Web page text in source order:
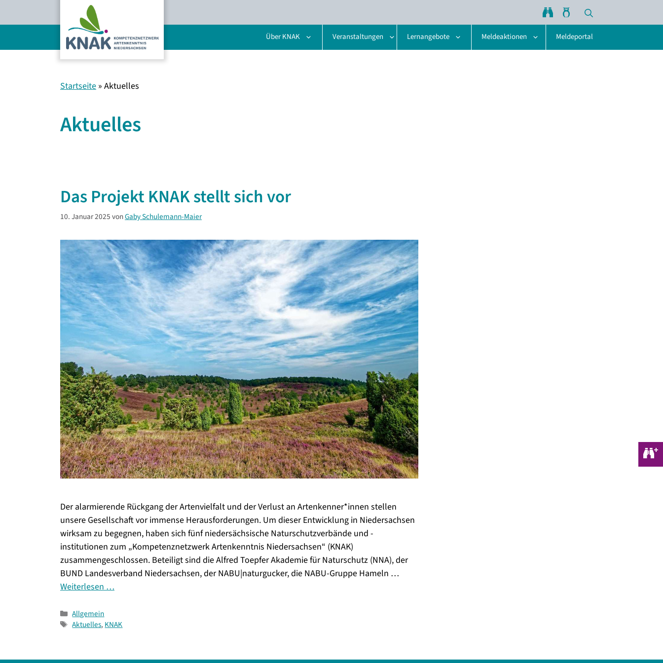
Über KNAK Veranstaltungen Lernangebote Meldeaktionen Meldeportal
Startseite » Aktuelles
Aktuelles
Das Projekt KNAK stellt sich vor
10. Januar 2025vonGaby Schulemann-Maier
Der alarmierende Rückgang der Artenvielfalt und der Verlust an Artenkenner*innen stellen
unsere Gesellschaft vor immense Herausforderungen. Um dieser Entwicklung in Niedersachsen
wirksam zu begegnen, haben sich fünf niedersächsische Naturschutzverbände und -
institutionen zum „Kompetenznetzwerk Artenkenntnis Niedersachsen“ (KNAK)
zusammengeschlossen. Beteiligt sind die Alfred Toepfer Akademie für Naturschutz (NNA), der
BUND Landesverband Niedersachsen, der NABU|naturgucker, die NABU-Gruppe Hameln …
Weiterlesen …
Kategorien
Allgemein
Schlagwörter
Aktuelles, KNAK